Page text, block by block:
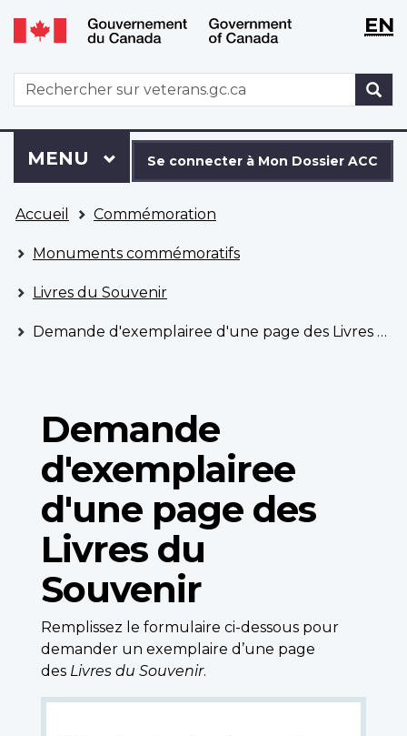
Aller
au
principal
Passer
à
version
HTML
simplifiée
WxT
WxTEN
WxT
Search
form
connecter
à
Dossier
ACC
Se connecter à Mon Dossier ACC
Menu
MENU PRINCIPAL
êtes
ici
Accueil Commémoration
Monuments commémoratifs
Livres du Souvenir
Demande d'exemplairee d'une page des Livres du Souvenir
Demande
d'exemplairee
d'une page des
Livres du
Souvenir
Remplissez le formulaire ci-dessous pour
demander un exemplaire d’une page
des Livres du Souvenir.